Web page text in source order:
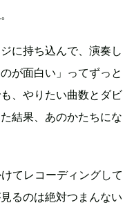
に持ち込んで、演奏し
が面白い」ってずっと
、やりたい曲数とダビ
結果、あのかたちにな
てレコーディングして
るのは絶対つまんない